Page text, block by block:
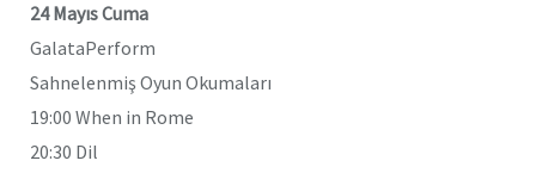
24 Mayıs Cuma
GalataPerform
Sahnelenmiş Oyun Okumaları
19:00 When in Rome
20:30 Dil